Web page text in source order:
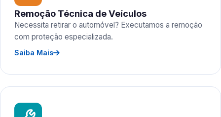
Remoção Técnica de Veículos
Necessita retirar o automóvel? Executamos a remoção
com proteção especializada.
Saiba Mais